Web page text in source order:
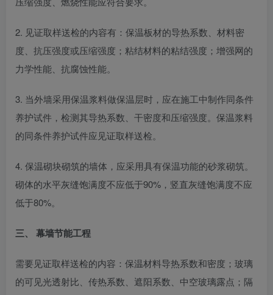
2. 见证取样送检的内容有：保温板材的导热系数、材料密
度、抗压强度或压缩强度；粘结材料的粘结强度；增强网的
力学性能、抗腐蚀性能。
3. 当外墙采用保温浆料做保温层时，应在施工中制作同条件
养护试件，检测其导热系数、干密度和压缩强度。保温浆料
的同条件养护试件应见证取样送检。
4. 保温砌块砌筑的墙体，应采用具有保温功能的砂浆砌筑。
砌体的水平灰缝饱满度不应低于90%，竖直灰缝饱满度不应
低于80%。
三、 幕墙节能工程
需要见证取样送检的内容：保温材料导热系数和密度；玻璃
的可见光透射比、传热系数、遮阳系数、中空玻璃露点；隔